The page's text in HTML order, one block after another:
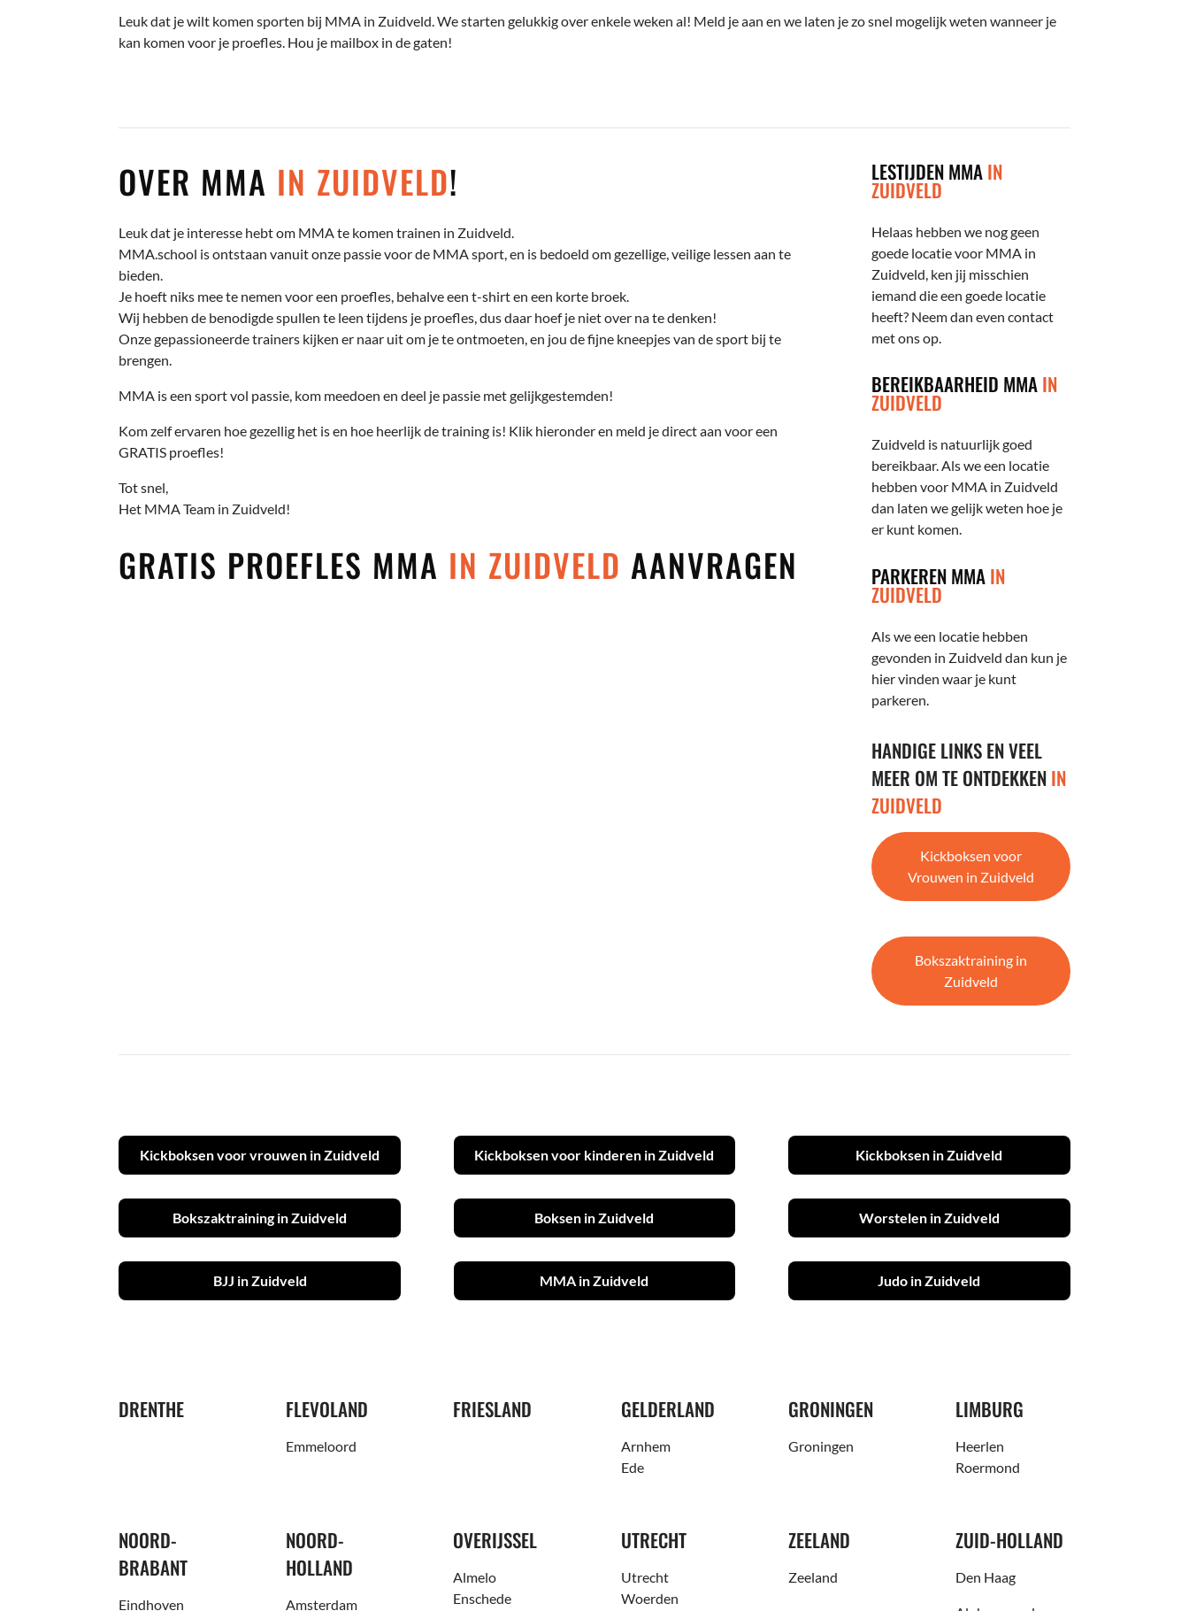
Leuk dat je wilt komen sporten bij MMA in Zuidveld. We starten gelukkig over enkele weken al! Meld je aan en we laten je zo snel mogelijk weten wanneer je
kan komen voor je proefles. Hou je mailbox in de gaten!
OVER MMA IN ZUIDVELD!
Leuk dat je interesse hebt om MMA te komen trainen in Zuidveld.
MMA.school is ontstaan vanuit onze passie voor de MMA sport, en is bedoeld om gezellige, veilige lessen aan te
bieden.
Je hoeft niks mee te nemen voor een proefles, behalve een t-shirt en een korte broek.
Wij hebben de benodigde spullen te leen tijdens je proefles, dus daar hoef je niet over na te denken!
Onze gepassioneerde trainers kijken er naar uit om je te ontmoeten, en jou de fijne kneepjes van de sport bij te
brengen.
MMA is een sport vol passie, kom meedoen en deel je passie met gelijkgestemden!
Kom zelf ervaren hoe gezellig het is en hoe heerlijk de training is! Klik hieronder en meld je direct aan voor een
GRATIS proefles!
Tot snel,
Het MMA Team in Zuidveld!
GRATIS PROEFLES MMA IN ZUIDVELD AANVRAGEN
LESTIJDEN MMAIN
ZUIDVELD
Helaas hebben we nog geen
goede locatie voor MMA in
Zuidveld, ken jij misschien
iemand die een goede locatie
heeft? Neem dan even contact
met ons op.
BEREIKBAARHEID MMAIN
ZUIDVELD
Zuidveld is natuurlijk goed
bereikbaar. Als we een locatie
hebben voor MMA in Zuidveld
dan laten we gelijk weten hoe je
er kunt komen.
PARKEREN MMAIN
ZUIDVELD
Als we een locatie hebben
gevonden in Zuidveld dan kun je
hier vinden waar je kunt
parkeren.
HANDIGE LINKS EN VEEL
MEER OM TE ONTDEKKENIN
ZUIDVELD
Kickboksen voor
Vrouwen in Zuidveld
Bokszaktraining in
Zuidveld
Kickboksen voor vrouwen in Zuidveld Kickboksen voor kinderen in Zuidveld Kickboksen in Zuidveld
Bokszaktraining in Zuidveld Boksen in Zuidveld Worstelen in Zuidveld
BJJ in Zuidveld MMA in Zuidveld Judo in Zuidveld
DRENTHE FLEVOLAND
Emmeloord
FRIESLAND GELDERLAND
Arnhem
Ede
GRONINGEN
Groningen
LIMBURG
Heerlen
Roermond
NOORD-
BRABANT
Eindhoven
NOORD-
HOLLAND
Amsterdam
OVERIJSSEL
Almelo
Enschede
UTRECHT
Utrecht
Woerden
ZEELAND
Zeeland
ZUID-HOLLAND
Den Haag